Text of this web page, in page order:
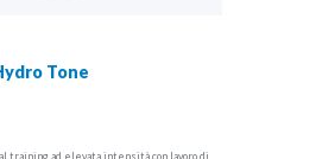
Tone